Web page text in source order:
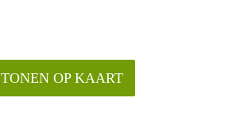
TONEN OP KAART